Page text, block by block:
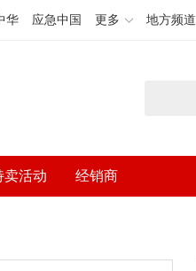
华 应急中国 更多 地方频道
卖活动 经销商